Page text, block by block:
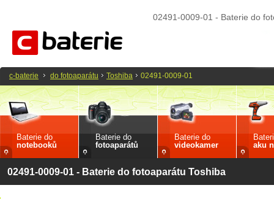
02491-0009-01 - Baterie do
Baterie do
notebooků
Baterie do
fotoaparátů
Baterie do
videokamer
aku
02491-0009-01 - Baterie do fotoaparátu Toshiba
c-baterie do fotoaparátu Toshiba 02491-0009-01